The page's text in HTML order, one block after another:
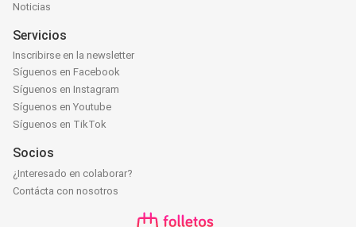
Noticias
Servicios
Inscribirse en la newsletter
Síguenos en Facebook
Síguenos en Instagram
Síguenos en Youtube
Síguenos en TikTok
Socios
¿Interesado en colaborar?
Contácta con nosotros